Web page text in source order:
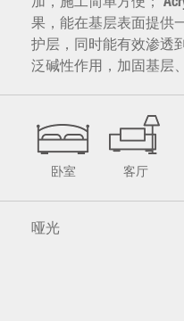
果，能在基层表面提供
护层，同时能有效渗透
泛碱性作用，加固基层
卧室 客厅
哑光